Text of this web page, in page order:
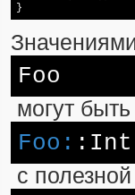
}
Foo
могут
Foo:
с